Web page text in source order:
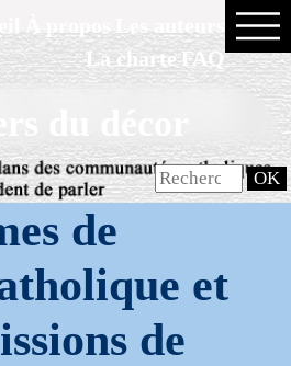
La charte FAQ
du décor
de
et
de